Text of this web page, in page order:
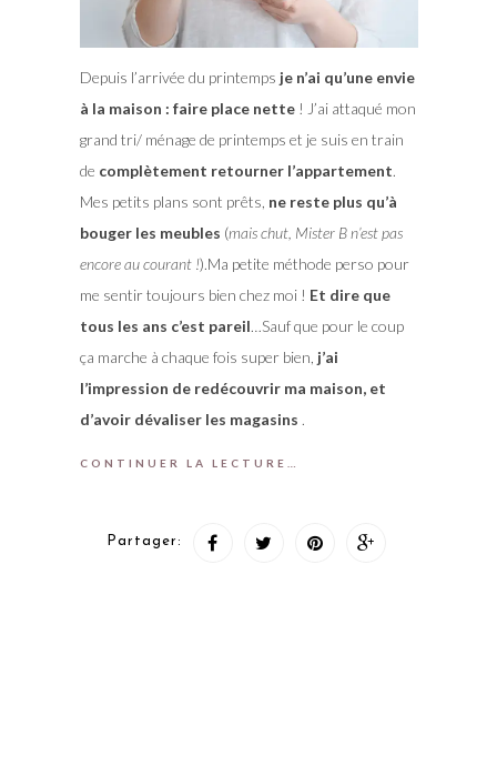
Depuis l’arrivée du printemps je n’ai qu’une envie
à la maison : faire place nette! J’ai attaqué mon
grand tri/ ménage de printemps et je suis en train
de complètement retourner l’appartement.
Mes petits plans sont prêts, ne reste plus qu’à
bouger les meubles (mais chut, Mister B n’est pas
encore au courant !).Ma petite méthode perso pour
me sentir toujours bien chez moi ! Et dire que
tous les ans c’est pareil…Sauf que pour le coup
ça marche à chaque fois super bien, j’ai
l’impression de redécouvrir ma maison, et
d’avoir dévaliser les magasins .
CONTINUER LA LECTURE…
Partager: